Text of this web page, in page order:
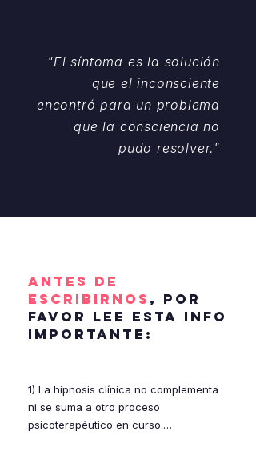
adicciones ni con población infantil,
ya que requieren un encuadre y
una especialización específica.
"El síntoma es la solución
que el inconsciente
encontró para un problema
que la consciencia no
pudo resolver."
ANTES DE
escribirnos , POR
FAVOR LEE ESTA INFO
IMPORTANTE:
1) La hipnosis clínica no complementa
ni se suma a otro proceso
psicoterapéutico en curso.